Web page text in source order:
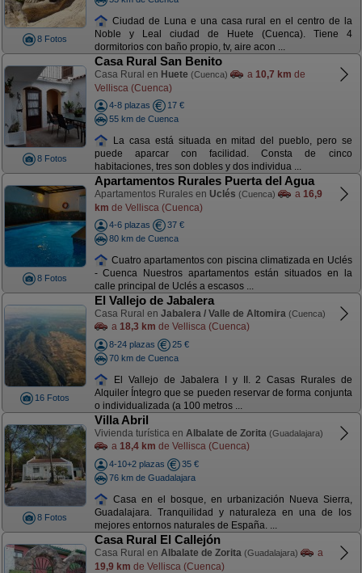
8 Fotos
Ciudad de Luna e una casa rural en el centro de la
Noble y Leal ciudad de Huete (Cuenca). Tiene 4
dormitorios con baño propio, tv, aire acon ...
8 Fotos
Casa Rural San Benito
Casa Rural en Huete (Cuenca) a 10,7 km de
Vellisca (Cuenca)
4-8 plazas
17 €
55 km de Cuenca
La casa está situada en mitad del pueblo, pero se
puede aparcar con facilidad. Consta de cinco
habitaciones, tres son dobles y dos individua ...
8 Fotos
Apartamentos Rurales Puerta del Agua
Apartamentos Rurales en Uclés (Cuenca) a 16,9
km de Vellisca (Cuenca)
4-6 plazas
37 €
80 km de Cuenca
Cuatro apartamentos con piscina climatizada en Uclés
- Cuenca Nuestros apartamentos están situados en la
calle principal de Uclés a escasos ...
16 Fotos
El Vallejo de Jabalera
Casa Rural en Jabalera / Valle de Altomira (Cuenca)
a 18,3 km de Vellisca (Cuenca)
8-24 plazas
25 €
70 km de Cuenca
El Vallejo de Jabalera I y II. 2 Casas Rurales de
Alquiler Íntegro que se pueden reservar de forma conjunta
o individualizada (a 100 metros ...
8 Fotos
Villa Abril
Vivienda turística en Albalate de Zorita (Guadalajara)
a 18,4 km de Vellisca (Cuenca)
4-10+2 plazas
35 €
76 km de Guadalajara
Casa en el bosque, en urbanización Nueva Sierra,
Guadalajara. Tranquilidad y naturaleza en una de los
mejores entornos naturales de España. ...
Casa Rural El Callejón
Casa Rural en Albalate de Zorita (Guadalajara)
a
19,9 km de Vellisca (Cuenca)